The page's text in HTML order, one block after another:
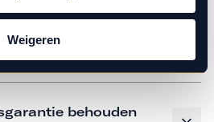
Weigeren
mogelijk?
behouden